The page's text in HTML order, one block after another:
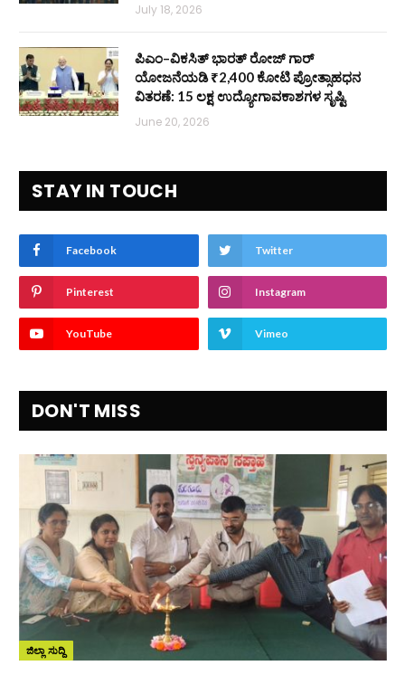
July 18, 2026
ಪಿಎಂ–ವಿಕಸಿತ್ ಭಾರತ್ ರೋಜ್‌ ಗಾರ್
ಯೋಜನೆಯಡಿ ₹2,400 ಕೋಟಿ ಪ್ರೋತ್ಸಾಹಧನ
ವಿತರಣೆ: 15 ಲಕ್ಷ ಉದ್ಯೋಗಾವಕಾಶಗಳ ಸೃಷ್ಟಿ
June 20, 2026
STAY IN TOUCH
Facebook Twitter
Pinterest Instagram
YouTube Vimeo
DON'T MISS
ಜಿಲ್ಲಾ ಸುದ್ದಿ